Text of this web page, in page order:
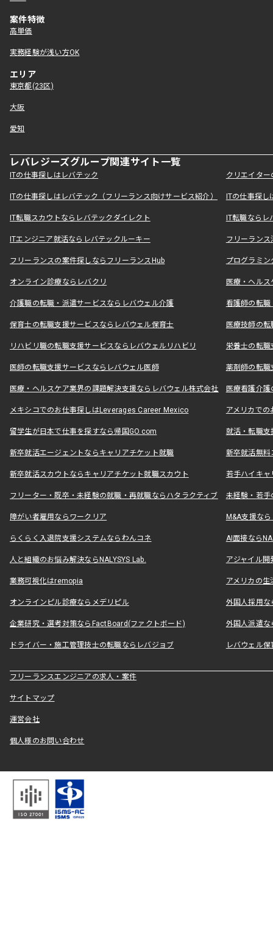
案件特徴
高単価
実務経験が浅い方OK
エリア
東京都(23区)
大阪
愛知
レバレジーズグループ関連サイト一覧
ITの仕事探しはレバテック クリエイタ
ITの仕事探しはレバテック（フリーランス向けサービス紹介） ITの仕事探
IT転職スカウトならレバテックダイレクト IT転職なら
ITエンジニア就活ならレバテックルーキー フリーラン
フリーランスの案件探しならフリーランスHub プログラミ
オンライン診療ならレバクリ 医療・ヘル
介護職の転職・派遣サービスならレバウェル介護 看護師の転
保育士の転職支援サービスならレバウェル保育士 医療技師の
リハビリ職の転職支援サービスならレバウェルリハビリ 栄養士の転
医師の転職支援サービスならレバウェル医師 薬剤師の転
医療・ヘルスケア業界の課題解決支援ならレバウェル株式会社 医療看護介
メキシコでのお仕事探しはLeverages Career Mexico アメリカで
留学生が日本で仕事を探すなら帰国GO.com 就活・転職
新卒就活エージェントならキャリアチケット就職 新卒就活無料
新卒就活スカウトならキャリアチケット就職スカウト 若手ハイキ
フリーター・既卒・未経験の就職・再就職ならハタラクティブ 未経験・若手
障がい者雇用ならワークリア M&A支援な
らくらく入退院支援システムならわんコネ AI面接なら
人と組織のお悩み解決ならNALYSYS Lab. アジャイル
業務可視化はremopia アメリカの
オンラインピル診療ならメデリピル 外国人採用
企業研究・選考対策ならFactBoard(ファクトボード) 外国人派遣な
ドライバー・施工管理技士の転職ならレバジョブ レバウェル
フリーランスエンジニアの求人・案件
サイトマップ
運営会社
個人様のお問い合わせ